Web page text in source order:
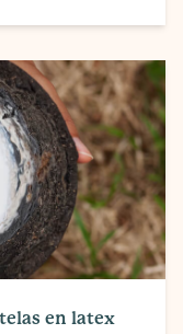
en latex